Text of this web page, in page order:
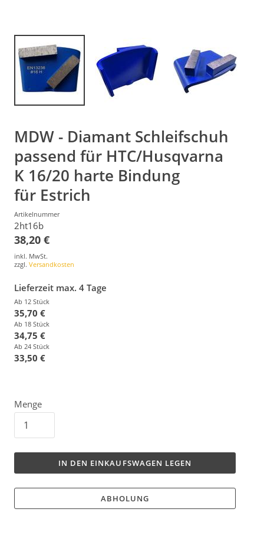
MDW - Diamant Schleifschuh
passend für HTC/Husqvarna
K 16/20 harte Bindung
für Estrich
Artikelnummer
2ht16b
38,20 €
inkl. MwSt.
zzgl. Versandkosten
Lieferzeit max. 4 Tage
Ab 12 Stück
35,70 €
Ab 18 Stück
34,75 €
Ab 24 Stück
33,50 €
Menge
IN DEN EINKAUFSWAGEN LEGEN
ABHOLUNG